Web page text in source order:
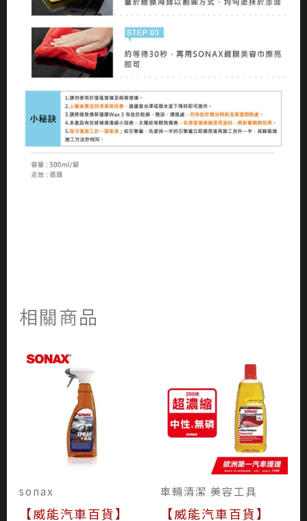
相關商品
sonax
【威能汽車百貨】
車輛清潔 美容工具
【威能汽車百貨】